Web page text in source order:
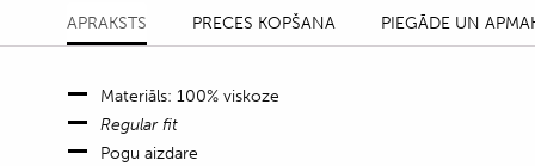
APRAKSTS PRECES KOPŠANA PIEGĀDE UN
Materiāls: 100% viskoze
Regular fit
Pogu aizdare